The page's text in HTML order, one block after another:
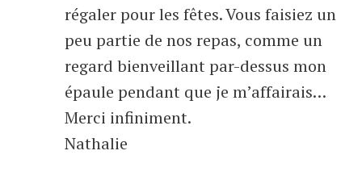
régaler pour les fêtes. Vous faisiez un
peu partie de nos repas, comme un
regard bienveillant par-dessus mon
épaule pendant que je m’affairais…
Merci infiniment.
Nathalie